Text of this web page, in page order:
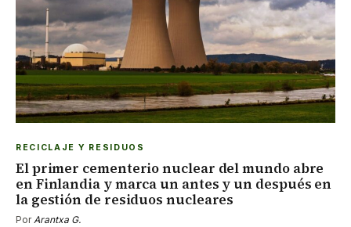
RECICLAJE Y RESIDUOS
El primer cementerio nuclear del mundo abre
en Finlandia y marca un antes y un después en
la gestión de residuos nucleares
PorArantxa G.